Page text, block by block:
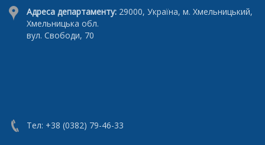
Адреса департаменту: 29000, Україна, м. Хмельницький,
Хмельницька обл.
вул. Свободи, 70
Тел: +38 (0382) 79-46-33